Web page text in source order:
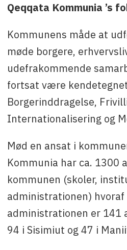
Qeqqata Kommunia ’s
Kommunens måde at
møde borgere,
udefrakommende
fortsat være
Borgerinddragelse,
Internationalisering og
Mød en ansat i
Kommunia har ca. 1300
kommunen (skoler,
administrationen) hvoraf
administrationen er 141
94 i Sisimiut og 47 i